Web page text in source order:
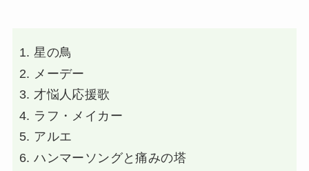
星の鳥
メーデー
才悩人応援歌
ラフ・メイカー
アルエ
ハンマーソングと痛みの塔